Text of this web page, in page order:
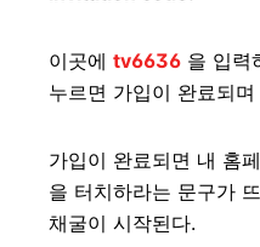
이곳에 tv6636 을 입력
누르면 가입이 완료되
가입이 완료되면 내 홈
을 터치하라는 문구가
채굴이 시작된다.